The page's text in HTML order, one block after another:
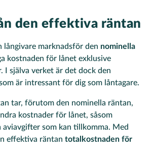
den effektiva räntan
långivare marknadsför den nominella
kostnaden för lånet exklusive
I själva verket är det dock den
är intressant för dig som låntagare.
tar, förutom den nominella räntan,
kostnader för lånet, såsom
aviavgifter som kan tillkomma. Med
effektiva räntan totalkostnaden för